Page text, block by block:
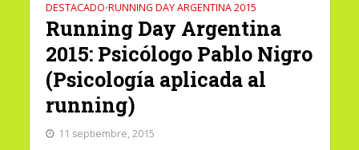
DESTACADO•RUNNING DAY ARGENTINA 2015
Running Day Argentina
2015: Psicólogo Pablo Nigro
(Psicología aplicada al
running)
11 septiembre, 2015